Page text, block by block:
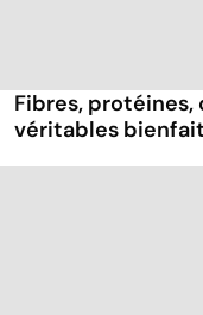
Fibres, protéines,
véritables